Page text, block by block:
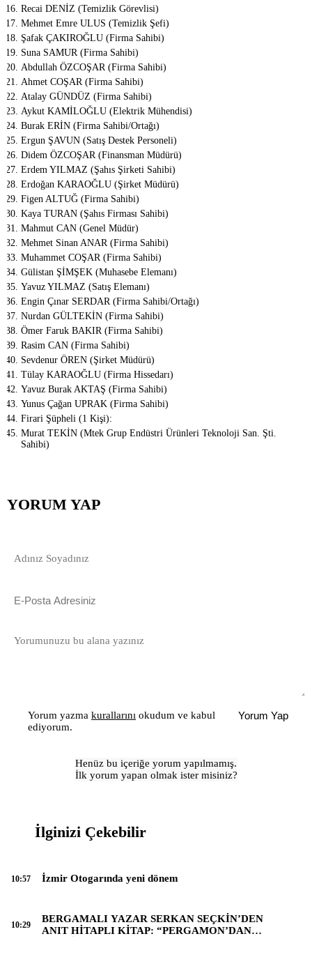
Recai DENİZ (Temizlik Görevlisi)
Mehmet Emre ULUS (Temizlik Şefi)
Şafak ÇAKIROĞLU (Firma Sahibi)
Suna SAMUR (Firma Sahibi)
Abdullah ÖZCOŞAR (Firma Sahibi)
Ahmet COŞAR (Firma Sahibi)
Atalay GÜNDÜZ (Firma Sahibi)
Aykut KAMİLOĞLU (Elektrik Mühendisi)
Burak ERİN (Firma Sahibi/Ortağı)
Ergun ŞAVUN (Satış Destek Personeli)
Didem ÖZCOŞAR (Finansman Müdürü)
Erdem YILMAZ (Şahıs Şirketi Sahibi)
Erdoğan KARAOĞLU (Şirket Müdürü)
Figen ALTUĞ (Firma Sahibi)
Kaya TURAN (Şahıs Firması Sahibi)
Mahmut CAN (Genel Müdür)
Mehmet Sinan ANAR (Firma Sahibi)
Muhammet COŞAR (Firma Sahibi)
Gülistan ŞİMŞEK (Muhasebe Elemanı)
Yavuz YILMAZ (Satış Elemanı)
Engin Çınar SERDAR (Firma Sahibi/Ortağı)
Nurdan GÜLTEKİN (Firma Sahibi)
Ömer Faruk BAKIR (Firma Sahibi)
Rasim CAN (Firma Sahibi)
Sevdenur ÖREN (Şirket Müdürü)
Tülay KARAOĞLU (Firma Hissedarı)
Yavuz Burak AKTAŞ (Firma Sahibi)
Yunus Çağan UPRAK (Firma Sahibi)
Firari Şüpheli (1 Kişi):
Murat TEKİN (Mtek Grup Endüstri Ürünleri Teknoloji San. Şti.
Sahibi)
YORUM YAP
Yorum yazma kurallarını okudum ve kabul
ediyorum.
Yorum Yap
Henüz bu içeriğe yorum yapılmamış.
İlk yorum yapan olmak ister misiniz?
İlginizi Çekebilir
İzmir Otogarında yeni dönem
10:57
BERGAMALI YAZAR SERKAN SEÇKİN’DEN
ANIT HİTAPLI KİTAP: “PERGAMON’DAN
10:29